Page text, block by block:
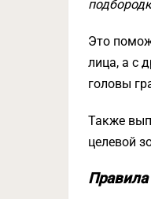
Это
лица, а с
головы
Также
целевой